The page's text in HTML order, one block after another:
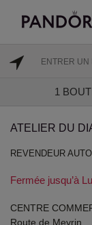
1
ATELIER DU
REVENDEUR
Fermée jusqu’à
CENTRE
Route de Meyrin